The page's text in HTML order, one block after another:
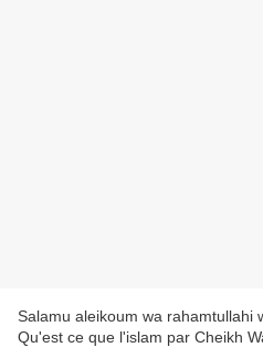
Salamu aleikoum wa rahamtullahi
Qu'est ce que l'islam par Cheikh